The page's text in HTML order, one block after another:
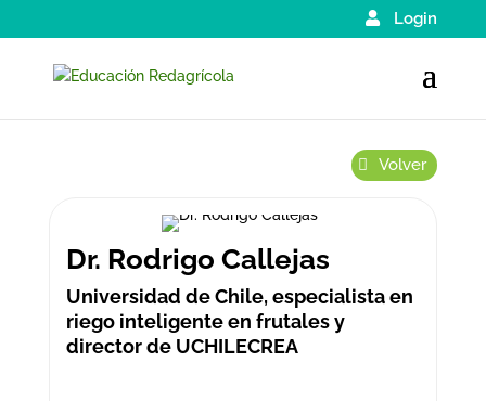
Login
Volver
Dr. Rodrigo Callejas
Universidad de Chile, especialista en
riego inteligente en frutales y
director de UCHILECREA